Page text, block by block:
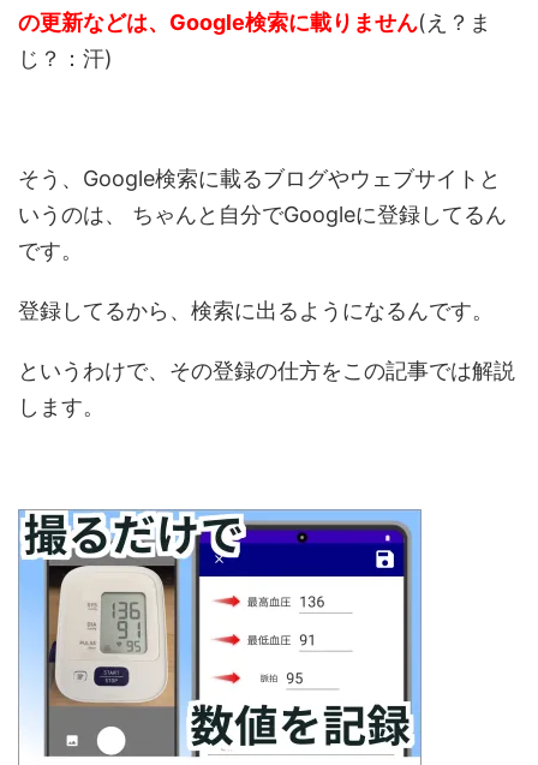
の更新などは、Google検索に載りません(え？ま
じ？：汗)
そう、Google検索に載るブログやウェブサイトと
いうのは、
ちゃんと自分でGoogleに登録してるん
です。
登録してるから、検索に出るようになるんです。
というわけで、その登録の仕方をこの記事では解説
します。